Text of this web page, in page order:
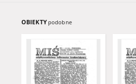
OBIEKTY podobne